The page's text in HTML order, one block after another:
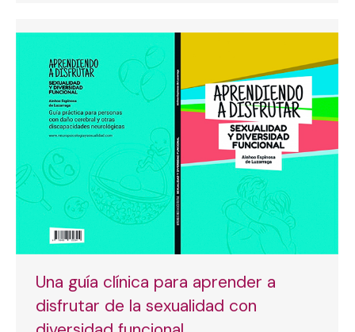
Una guía clínica para aprender a
disfrutar de la sexualidad con